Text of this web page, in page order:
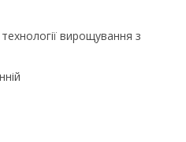
вирощування з